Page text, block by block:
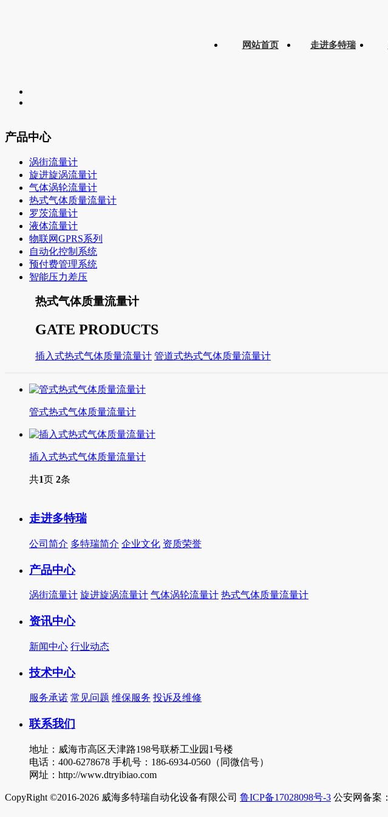
网站首页 走进多特瑞
产品中心
涡街流量计
旋进旋涡流量计
气体涡轮流量计
热式气体质量流量计
罗茨流量计
液体流量计
物联网GPRS系列
自动化控制系统
预付费管理系统
智能压力差压
热式气体质量流量计
GATE PRODUCTS
插入式热式气体质量流量计 管道式热式气体质量流量计
管式热式气体质量流量计
插入式热式气体质量流量计
共1页 2条
走进多特瑞
公司简介 多特瑞简介 企业文化 资质荣誉
产品中心
涡街流量计 旋进旋涡流量计 气体涡轮流量计 热式气体质量流量计
资讯中心
新闻中心 行业动态
技术中心
服务承诺 常见问题 维保服务 投诉及维修
联系我们
地址：威海市高区天津路198号联桥工业园1号楼
电话：400-6278678 手机号：186-6934-0560（同微信号）
网址：http://www.dtryibiao.com
CopyRight ©2016-2026 威海多特瑞自动化设备有限公司 鲁ICP备17028098号-3 公安网备案：